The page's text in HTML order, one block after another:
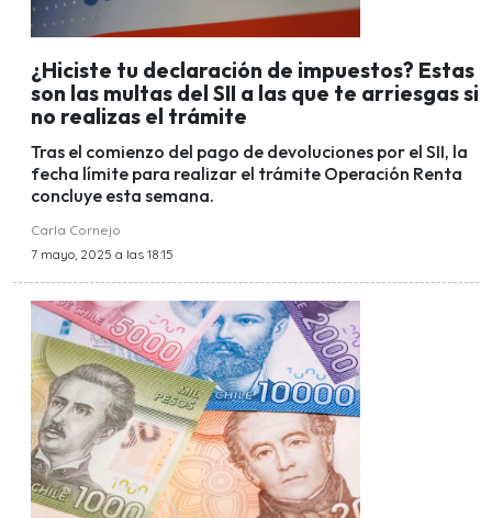
¿Hiciste tu declaración de impuestos? Estas
son las multas del SII a las que te arriesgas si
no realizas el trámite
Tras el comienzo del pago de devoluciones por el SII, la
fecha límite para realizar el trámite Operación Renta
concluye esta semana.
Carla Cornejo
7 mayo, 2025 a las 18:15